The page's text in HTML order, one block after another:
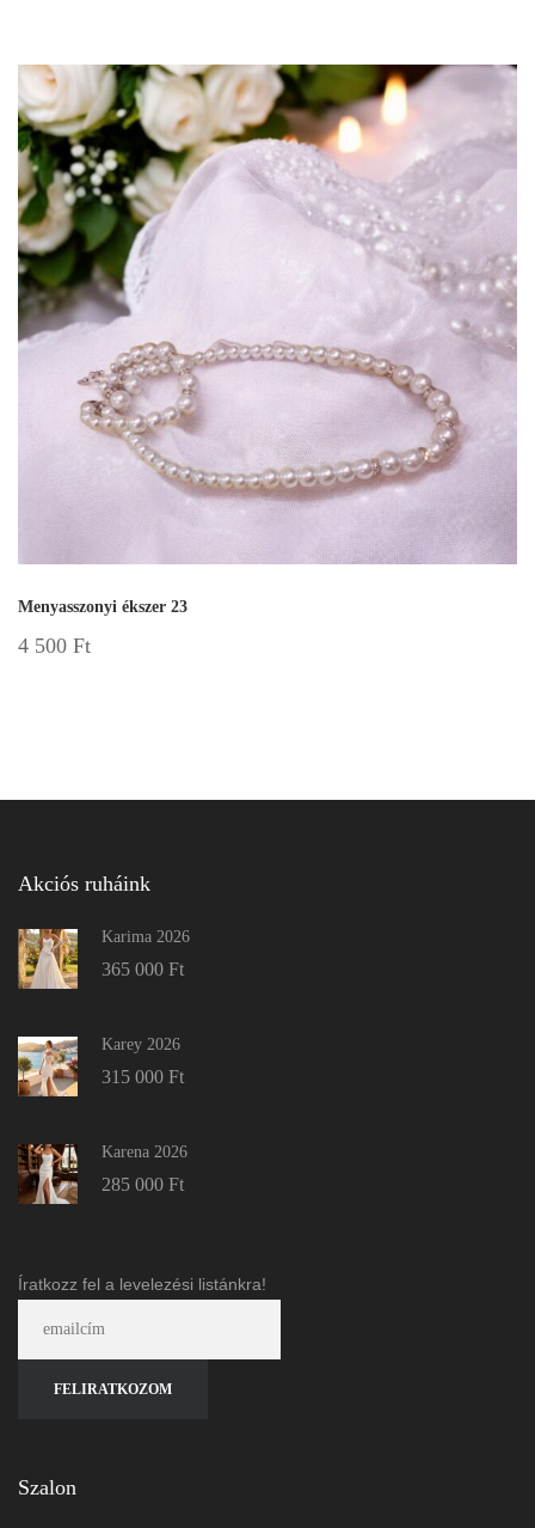
Menyasszonyi ékszer 23
4 500 Ft
Akciós ruháink
Karima 2026
365 000 Ft
Karey 2026
315 000 Ft
Karena 2026
285 000 Ft
Íratkozz fel a levelezési listánkra!
Szalon